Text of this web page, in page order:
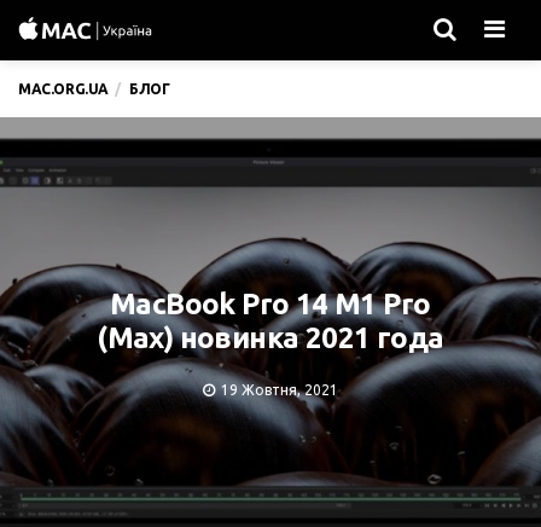
MAC.ORG.UA БЛОГ
MacBook Pro 14 M1 Pro
(Max) новинка 2021 года
19 Жовтня, 2021